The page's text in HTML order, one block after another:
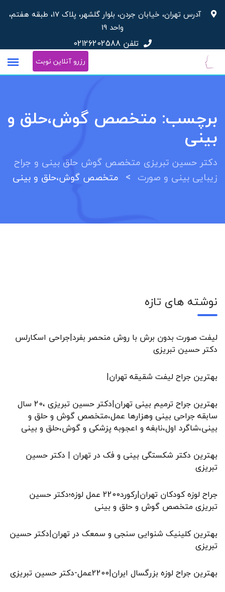
آدرس تهران، خیابان جردن، بلوار گلشهر، پلاک 17، طبقه هفتم،
واحد 19
تلفن 02126202588
رزرو آنلاین نوبت
برچسب: متخصص گوش،حلق و
بینی
دکتر حسین تبریزی متخصص گوش حلق بینی و جراح
زیبایی بینی و صورت > متخصص گوش،حلق و بینی
نوشته های تازه
لیفت صورت بدون برش با روش منحصر بفرد|جراحی اسکارلس
دکتر حسین تبریزی
بهترین جراح لیفت شقیقه تهران|
بهترین جراح ترمیم بینی تهران|دکتر حسین تبریزی ،20 سال
سابقه جراحی بینی وهزارها عمل،متخصص گوش و حلق و
بینی،شاگرد اول،نابغه و اعجوبه پزشکی و گوش،حلق و بینی
بهترین دکتر شکستگی بینی و فک در تهران | دکتر حسین
تبریزی
جراح لوزه کودکان تهران|رکورد2200 عمل لوزه؛دکتر حسین
تبریزی متخصص گوش و حلق و بینی
بهترین کلینیک شنوایی سنجی و سمعک در تهران|دکتر حسین
تبریزی
بهترین جراح لوزه بزرگسال ایران|2200عمل-دکتر حسین تبریزی